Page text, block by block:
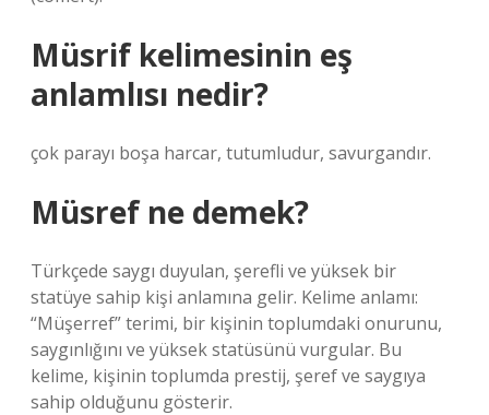
Müsrif kelimesinin eş
anlamlısı nedir?
çok parayı boşa harcar, tutumludur, savurgandır.
Müsref ne demek?
Türkçede saygı duyulan, şerefli ve yüksek bir
statüye sahip kişi anlamına gelir. Kelime anlamı:
“Müşerref” terimi, bir kişinin toplumdaki onurunu,
saygınlığını ve yüksek statüsünü vurgular. Bu
kelime, kişinin toplumda prestij, şeref ve saygıya
sahip olduğunu gösterir.